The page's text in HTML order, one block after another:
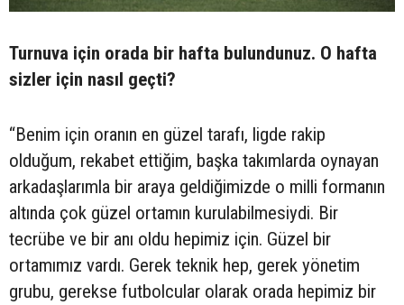
Turnuva için orada bir hafta bulundunuz. O hafta
sizler için nasıl geçti?
“Benim için oranın en güzel tarafı, ligde rakip
olduğum, rekabet ettiğim, başka takımlarda oynayan
arkadaşlarımla bir araya geldiğimizde o milli formanın
altında çok güzel ortamın kurulabilmesiydi. Bir
tecrübe ve bir anı oldu hepimiz için. Güzel bir
ortamımız vardı. Gerek teknik hep, gerek yönetim
grubu, gerekse futbolcular olarak orada hepimiz bir